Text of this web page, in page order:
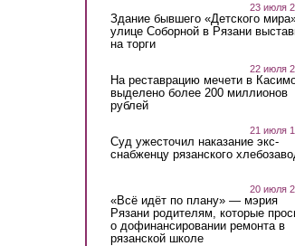
23 июля
Здание бывшего «Детского
улице Соборной в Рязани
на торги
22 июля
На реставрацию мечети в
выделено более 200 миллионов
рублей
21 июля
Суд ужесточил наказание экс-
снабженцу рязанского
20 июля
«Всё идёт по плану» — мэрия
Рязани родителям, которые
о дофинансировании ремонта в
рязанской школе